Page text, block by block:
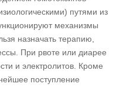
путями из
механизмы
назначать терапию,
При рвоте или диарее
и электролитов. Кроме
поступление